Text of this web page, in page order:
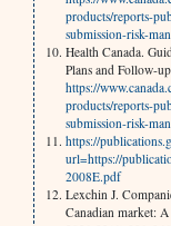
products/reports-
submission-risk-
Health Canada.
Plans and Follow-
https://
products/reports-
submission-risk-
https://
url=https://
2008E.pdf
Lexchin J.
Canadian market: